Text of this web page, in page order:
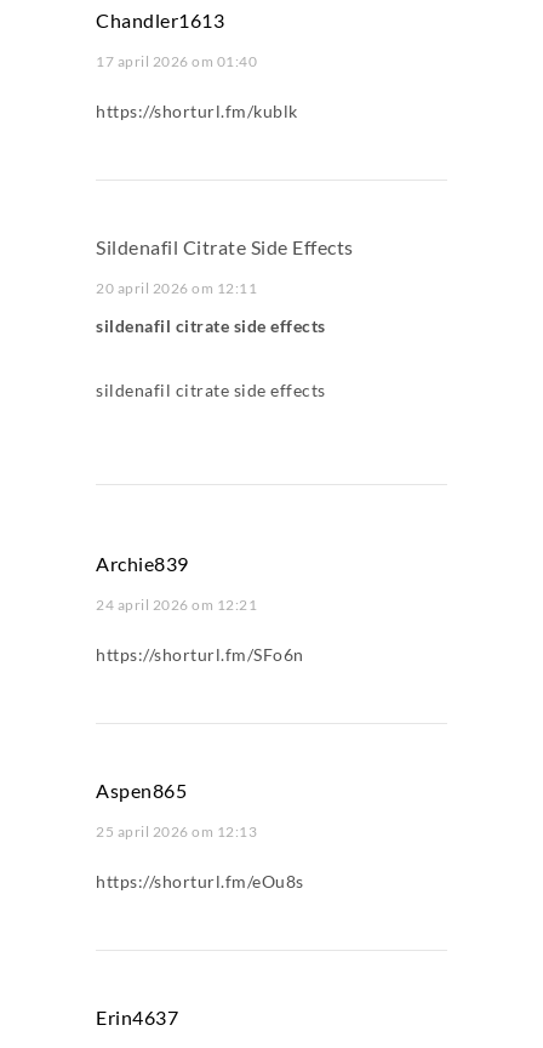
Chandler1613
17 april 2026 om 01:40
https://shorturl.fm/kublk
Sildenafil Citrate Side Effects
20 april 2026 om 12:11
sildenafil citrate side effects
sildenafil citrate side effects
Archie839
24 april 2026 om 12:21
https://shorturl.fm/SFo6n
Aspen865
25 april 2026 om 12:13
https://shorturl.fm/eOu8s
Erin4637